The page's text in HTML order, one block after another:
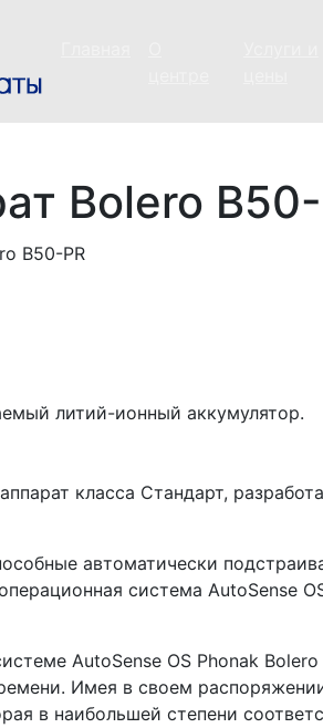
Bolero
литий-ионный аккумулятор.
класса Стандарт,
автоматически
система AutoSense
AutoSense OS Phonak
Имея в своем
в наибольшей степени